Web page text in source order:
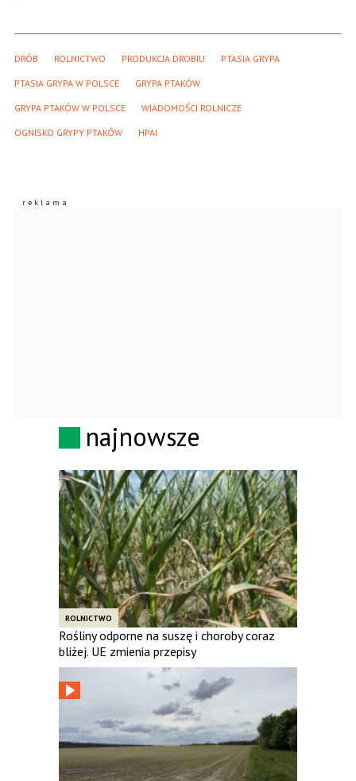
DRÓB ROLNICTWO PRODUKCJA DROBIU PTASIA GRYPA
PTASIA GRYPA W POLSCE GRYPA PTAKÓW
GRYPA PTAKÓW W POLSCE WIADOMOŚCI ROLNICZE
OGNISKO GRYPY PTAKÓW HPAI
najnowsze
ROLNICTWO
Rośliny odporne na suszę i choroby coraz
bliżej. UE zmienia przepisy